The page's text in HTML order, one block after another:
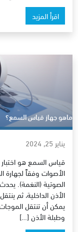
اقرأ المزيد
ماهو جهاز قياس السمع؟
يناير 25, 2024
قياس السمع هو
الأصوات وفقاً لجهارة
الصوتية (النغمة).
الأذن الداخلية، ثم
يمكن أن تنتقل
وطبلة الأذن […]